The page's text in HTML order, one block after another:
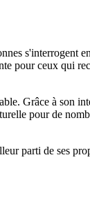
s'interrogent
pour ceux qui
Grâce à son
pour de
parti de ses